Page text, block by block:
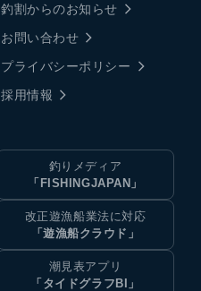
釣割からのお知らせ
お問い合わせ
プライバシーポリシー
採用情報
釣りメディア
「FISHINGJAPAN」
改正遊漁船業法に対応
「遊漁船クラウド」
潮見表アプリ
「タイドグラフBI」